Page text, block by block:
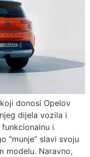
donosi Opelov
dijela vozila i
i
“munje” slavi svoju
modelu. Naravno,